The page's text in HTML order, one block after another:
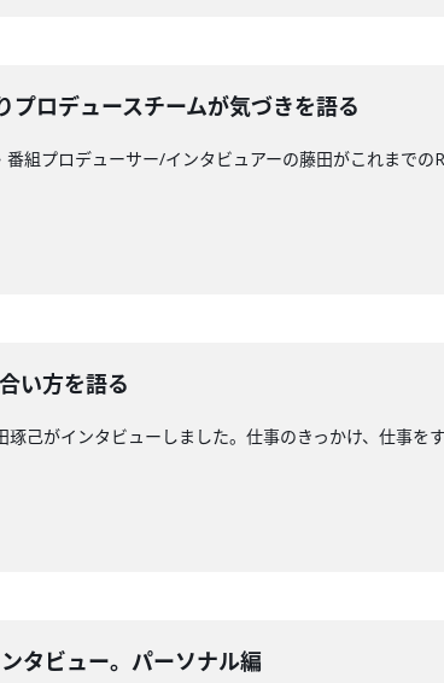
ロデュースチームが気づきを語る
組プロデューサー/インタビュアーの藤田がこれまで
い方を語る
己がインタビューしました。仕事のきっかけ、仕事
タビュー。パーソナル編